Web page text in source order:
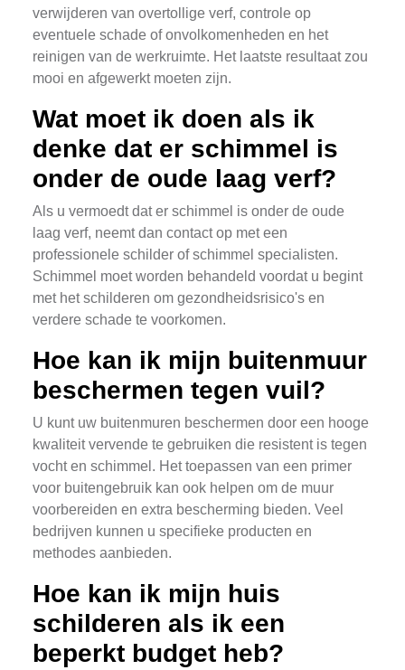
verwijderen van overtollige verf, controle op
eventuele schade of onvolkomenheden en het
reinigen van de werkruimte. Het laatste resultaat zou
mooi en afgewerkt moeten zijn.
Wat moet ik doen als ik
denke dat er schimmel is
onder de oude laag verf?
Als u vermoedt dat er schimmel is onder de oude
laag verf, neemt dan contact op met een
professionele schilder of schimmel specialisten.
Schimmel moet worden behandeld voordat u begint
met het schilderen om gezondheidsrisico's en
verdere schade te voorkomen.
Hoe kan ik mijn buitenmuur
beschermen tegen vuil?
U kunt uw buitenmuren beschermen door een hooge
kwaliteit vervende te gebruiken die resistent is tegen
vocht en schimmel. Het toepassen van een primer
voor buitengebruik kan ook helpen om de muur
voorbereiden en extra bescherming bieden. Veel
bedrijven kunnen u specifieke producten en
methodes aanbieden.
Hoe kan ik mijn huis
schilderen als ik een
beperkt budget heb?